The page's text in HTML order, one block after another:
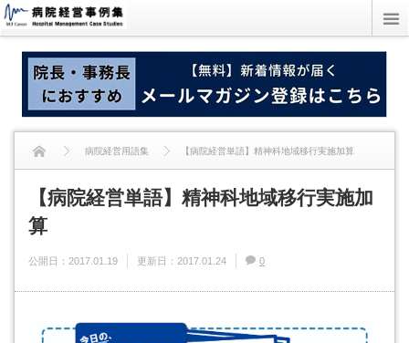
病院経営用語集 【病院経営単語】精神科地域移行実施加算
【病院経営単語】精神科地域移行実施加
算
公開日： 2017.01.19 更新日： 2017.01.24 0